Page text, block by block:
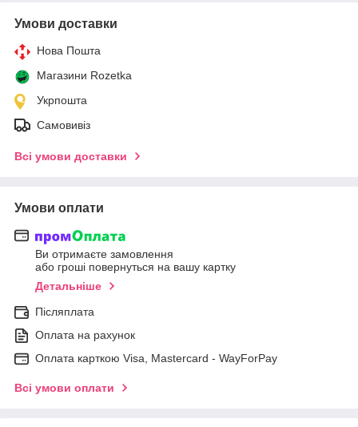
Умови доставки
Нова Пошта
Магазини Rozetka
Укрпошта
Самовивіз
Всі умови доставки
Умови оплати
Ви отримаєте замовлення
або гроші повернуться на вашу картку
Детальніше
Післяплата
Оплата на рахунок
Оплата карткою Visa, Mastercard - WayForPay
Всі умови оплати